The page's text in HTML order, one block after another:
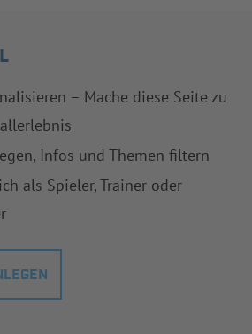
– Mache diese Seite zu
Infos und Themen filtern
als Spieler, Trainer oder